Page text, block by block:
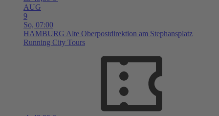
AUG
9
So, 07:00
HAMBURG Alte Oberpostdirektion am Stephansplatz
Running City Tours